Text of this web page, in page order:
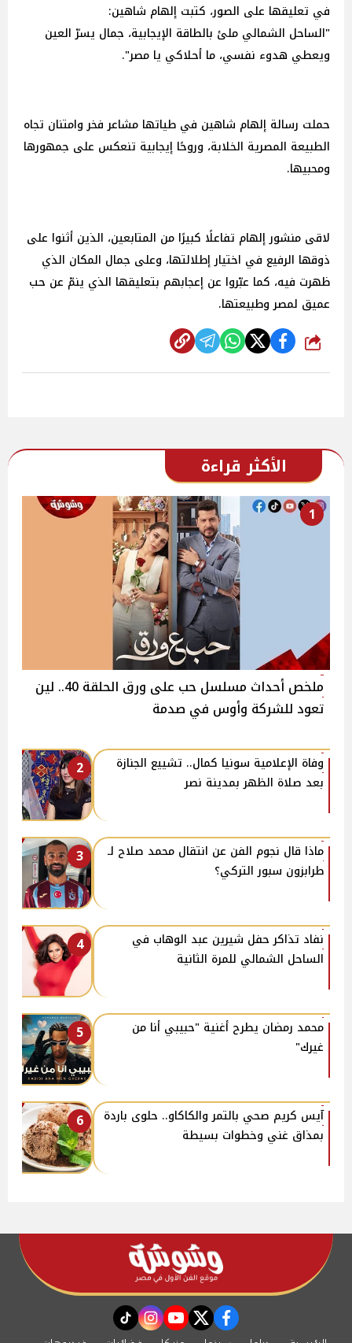
في تعليقها على الصور، كتبت إلهام شاهين:
"الساحل الشمالي ملئ بالطاقة الإيجابية، جمال يسرّ العين
ويعطي هدوء نفسي، ما أحلاكي يا مصر".
حملت رسالة إلهام شاهين في طياتها مشاعر فخر وامتنان تجاه
الطبيعة المصرية الخلابة، وروحًا إيجابية تنعكس على جمهورها
ومحبيها.
لاقى منشور إلهام تفاعلًا كبيرًا من المتابعين، الذين أثنوا على
ذوقها الرفيع في اختيار إطلالتها، وعلى جمال المكان الذي
ظهرت فيه، كما عبّروا عن إعجابهم بتعليقها الذي ينمّ عن حب
عميق لمصر وطبيعتها.
شارك
الأكثر قراءة
1
ملخص أحداث مسلسل حب على ورق الحلقة 40.. لين
تعود للشركة وأوس في صدمة
2
وفاة الإعلامية سونيا كمال.. تشييع الجنازة
بعد صلاة الظهر بمدينة نصر
3
ماذا قال نجوم الفن عن انتقال محمد صلاح لـ
طرابزون سبور التركي؟
4
نفاد تذاكر حفل شيرين عبد الوهاب في
الساحل الشمالي للمرة الثانية
5
محمد رمضان يطرح أغنية "حبيبي أنا من
غيرك"
6
آيس كريم صحي بالتمر والكاكاو.. حلوى باردة
بمذاق غني وخطوات بسيطة
facebook
twitter
youtube
instagram
tiktok